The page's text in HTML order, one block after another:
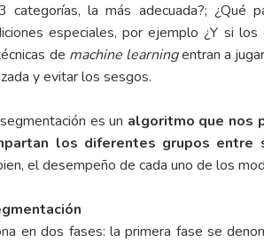
categorías, la más adecuada?;
especiales, por ejemplo ¿Y si
de machine learningentran a
y evitar los sesgos.
es un algoritmo que nos
los diferentes grupos entre
el desempeño de cada uno de los
en dos fases: la primera fase se